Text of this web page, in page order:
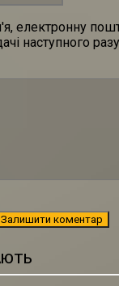
електронну
наступного